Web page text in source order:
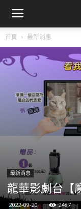
首頁 最新消息
最新消息
龍華影劇台【
2022-09-20 2487